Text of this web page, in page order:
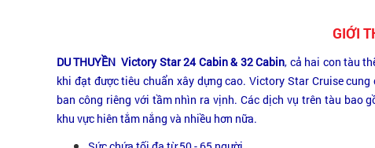
GIỚI
DU THUYỀN Victory Star 24 Cabin & 32 Cabin, cả hai con tàu
khi đạt được tiêu chuẩn xây dựng cao. Victory Star Cruise
ban công riêng với tầm nhìn ra vịnh. Các dịch vụ trên tàu bao
khu vực hiên tắm nắng và nhiều hơn nữa.